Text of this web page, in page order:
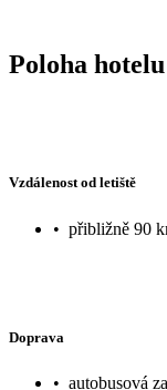
Poloha hotelu
Vzdálenost od letiště
• přibližně 90
Doprava
• autobusová